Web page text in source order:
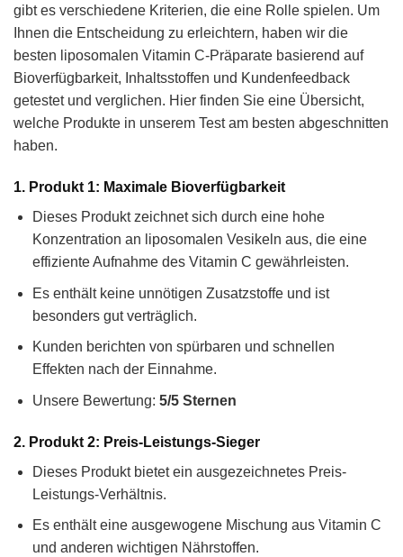
gibt es verschiedene Kriterien, die eine Rolle spielen. Um
Ihnen die Entscheidung zu erleichtern, haben wir die
besten liposomalen Vitamin C-Präparate basierend auf
Bioverfügbarkeit, Inhaltsstoffen und Kundenfeedback
getestet und verglichen. Hier finden Sie eine Übersicht,
welche Produkte in unserem Test am besten abgeschnitten
haben.
1. Produkt 1: Maximale Bioverfügbarkeit
Dieses Produkt zeichnet sich durch eine hohe
Konzentration an liposomalen Vesikeln aus, die eine
effiziente Aufnahme des Vitamin C gewährleisten.
Es enthält keine unnötigen Zusatzstoffe und ist
besonders gut verträglich.
Kunden berichten von spürbaren und schnellen
Effekten nach der Einnahme.
Unsere Bewertung: 5/5 Sternen
2. Produkt 2: Preis-Leistungs-Sieger
Dieses Produkt bietet ein ausgezeichnetes Preis-
Leistungs-Verhältnis.
Es enthält eine ausgewogene Mischung aus Vitamin C
und anderen wichtigen Nährstoffen.